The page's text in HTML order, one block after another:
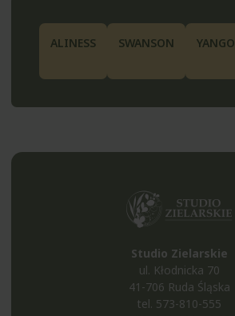
ALINESS SWANSON YANGO
Studio Zielarskie
ul. Kłodnicka 70
41-706 Ruda Śląska
tel. 573-810-555